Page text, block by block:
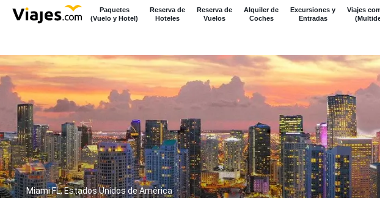
Paquetes
(Vuelo y Hotel)
Reserva de
Hoteles
Reserva de
Vuelos
Alquiler de
Coches
Excursiones y
Entradas
Viajes
Miami FL, Estados Unidos de América